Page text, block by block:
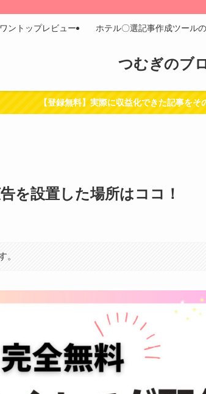
つむぎのブ
ワントップレビュー ホテル〇選記事作成ツール
【登録無料】実際に収益化できた記事をそ
を設置した場所はココ！
。